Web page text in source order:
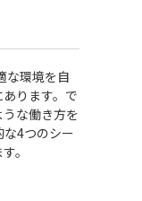
な環境を自
ります。で
な働き方を
4つのシー
。